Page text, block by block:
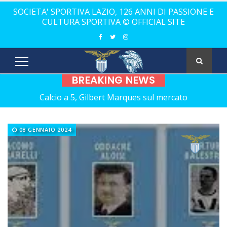
SOCIETA' SPORTIVA LAZIO, 126 ANNI DI PASSIONE E
CULTURA SPORTIVA © OFFICIAL SITE
BREAKING NEWS
Calcio a 5, Gilbert Marques sul mercato
Calcio a 5: Barca e Conticelli, il canto libero della Lazio!
La Lazio completa la squadra con Grasso
Rugby, il 18 ottobre debutto a Catania
Calcio a 5 femminile, ecco le 11 rivali della Lazio
21 anni senza Bomber Fiorini: nostalgia!
08 GENNAIO 2024